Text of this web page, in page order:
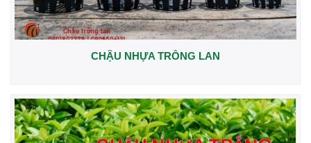
CHẬU NHỰA TRỒNG LAN